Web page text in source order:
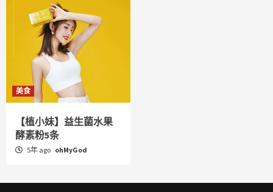
美食
【植小妹】益生菌水果
酵素粉5条
5年 ago ohMyGod